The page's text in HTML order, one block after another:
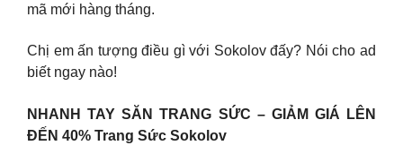
mã mới hàng tháng.
Chị em ấn tượng điều gì với Sokolov đấy? Nói cho ad
biết ngay nào!
NHANH TAY SĂN TRANG SỨC – GIẢM GIÁ LÊN
ĐẾN 40% Trang Sức Sokolov